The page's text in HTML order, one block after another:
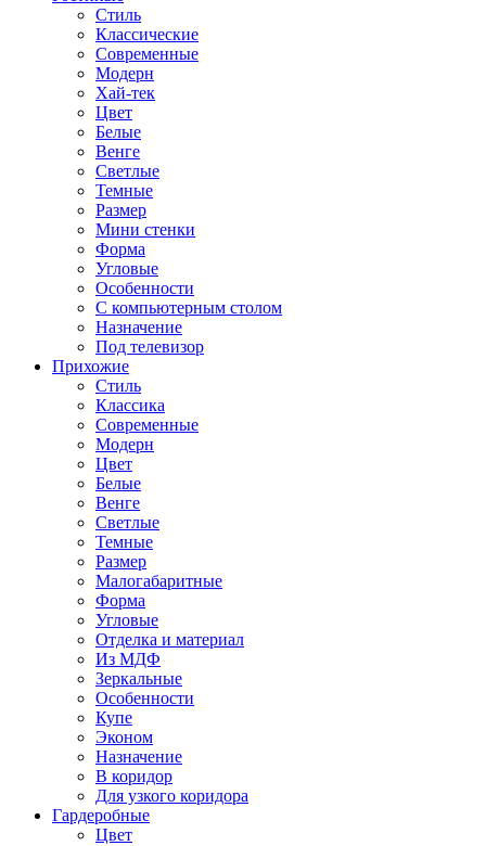
Стиль
Классические
Современные
Модерн
Хай-тек
Цвет
Белые
Венге
Светлые
Темные
Размер
Мини стенки
Форма
Угловые
Особенности
С компьютерным столом
Назначение
Под телевизор
Прихожие
Стиль
Классика
Современные
Модерн
Цвет
Белые
Венге
Светлые
Темные
Размер
Малогабаритные
Форма
Угловые
Отделка и материал
Из МДФ
Зеркальные
Особенности
Купе
Эконом
Назначение
В коридор
Для узкого коридора
Гардеробные
Цвет